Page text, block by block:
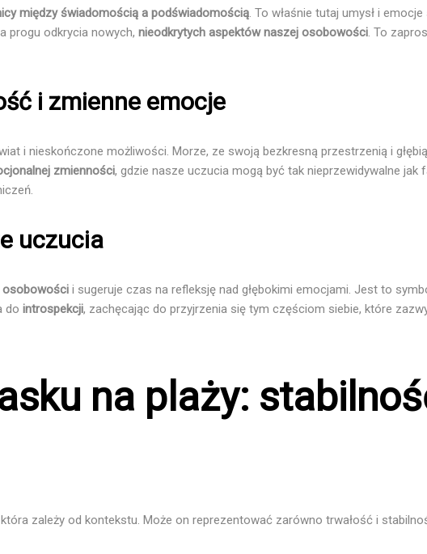
między świadomością a podświadomością . To właśnie tutaj umysł i
progu odkrycia nowych, nieodkrytych aspektów naszej osobowości . To
i zmienne emocje
i nieskończone możliwości. Morze, ze swoją bezkresną przestrzenią i
zmienności, gdzie nasze uczucia mogą być tak nieprzewidywalne jak
uczucia
osobowości i sugeruje czas na refleksję nad głębokimi emocjami. Jest to
do introspekcji, zachęcając do przyjrzenia się tym częściom siebie, które
na plaży:
zależy od kontekstu. Może on reprezentować zarówno trwałość i